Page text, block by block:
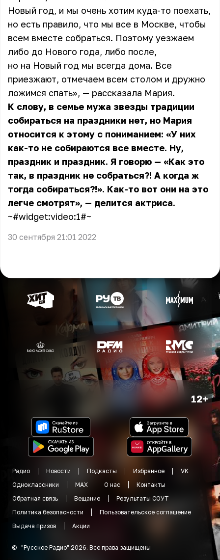
Новый год, и мы очень хотим куда-то поехать,
но есть правило, что мы все в Москве, чтобы
всем вместе собраться. Поэтому уезжаем
либо до Нового года, либо после,
но на Новый год мы всегда дома. Все
приезжают, отмечаем всем столом и дружно
ложимся спать», — рассказала Мария.
К слову, в семье мужа звезды традиции
собираться на праздники нет, но Мария
относится к этому с пониманием: «У них
как-то не собираются все вместе. Ну,
праздник и праздник. Я говорю — «Как это
так, в праздник не собраться?! А когда ж
тогда собираться?!». Как-то вот они на это
легче смотрят», — делится актриса.
~#widget:video:1#~
30 сентября 21:01 2022
12+
Радио Новости Подкасты Избранное
VK
Одноклассники
MAX О нас
Контакты
Обратная связь
Вещание
Результаты СОУТ
Политика безопасности
Пользовательское соглашение
Выдача призов
Акции
© "Русское Радио" 2026. Все права защищены